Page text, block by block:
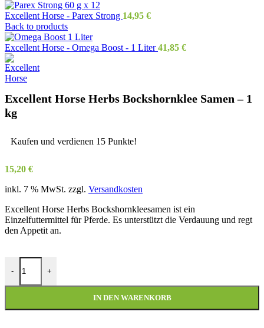
Excellent Horse - Parex Strong 14,95 €
Back to products
Excellent Horse - Omega Boost - 1 Liter41,85 €
Excellent Horse Herbs Bockshornklee Samen – 1
kg
Kaufen und verdienen 15 Punkte!
15,20 €
inkl. 7 % MwSt. zzgl. Versandkosten
Excellent Horse Herbs Bockshornkleesamen ist ein
Einzelfuttermittel für Pferde. Es unterstützt die Verdauung und regt
den Appetit an.
-
Excellent Horse Herbs Bockshornklee Samen - 1 kg Menge
+
IN DEN WARENKORB